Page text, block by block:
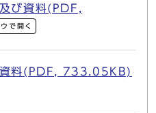
び資料(PDF,
で開く
料(PDF, 733.05KB)